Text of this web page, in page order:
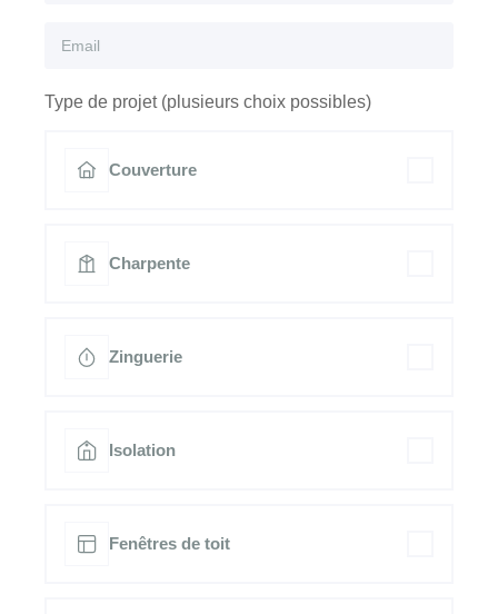
Type de projet (plusieurs choix possibles)
Couverture
Charpente
Zinguerie
Isolation
Fenêtres de toit